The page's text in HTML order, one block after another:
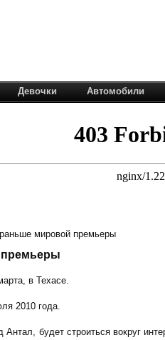
Девочки Автомобили
мировой премьеры
в Техасе.
2010 года.
будет строиться вокруг